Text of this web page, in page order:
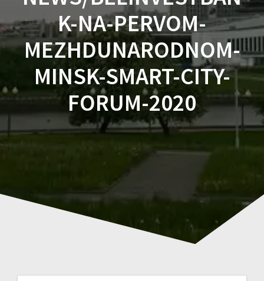
K-NA-PERVOM-
MEZHDUNARODNOM-
MINSK-SMART-CITY-
FORUM-2020